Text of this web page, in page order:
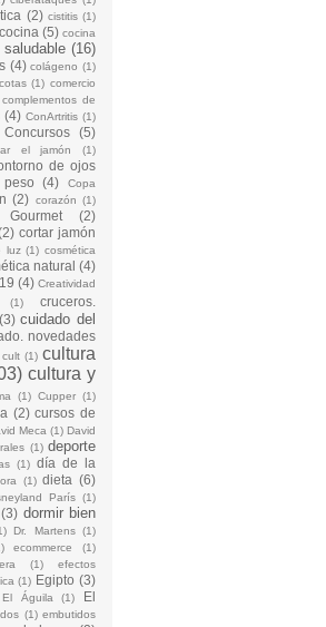
(2) cistitis (1)
cocina (5) cocina
(16)
(4) colágeno (1)
(1) comercio
complementos de
(4) ConArtritis (1)
Concursos (5)
el jamón (1)
de ojos
(4)
Copa
(2) corazón (1)
(2)
cortar jamón
luz (1) cosmética
natural (4)
(4) Creatividad
(1)
cruceros.
(3) cuidado del
novedades
cult (1) cultura
cultura y
(1) Cupper (1)
(2) cursos de
Meca (1) David
(1) deporte
(1) día de la
(1) dieta (6)
París (1)
(3) dormir bien
Dr. Martens (1)
ecommerce (1)
(1)
efectos
(1) Egipto (3)
El Águila (1)
El
(1) embutidos